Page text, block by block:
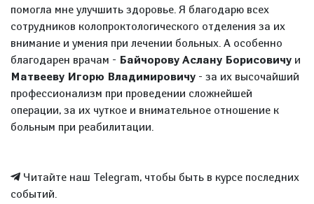
помогла мне улучшить здоровье. Я благодарю всех
сотрудников колопроктологического отделения за их
внимание и умения при лечении больных. А особенно
благодарен врачам - Байчорову Аслану Борисовичу и
Матвееву Игорю Владимировичу - за их высочайший
профессионализм при проведении сложнейшей
операции, за их чуткое и внимательное отношение к
больным при реабилитации.
Читайте наш Telegram, чтобы быть в курсе последних
событий.